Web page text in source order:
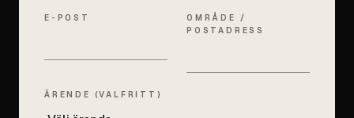
E-POST
OMRÅDE /
POSTADRESS
ÄRENDE (VALFRITT)